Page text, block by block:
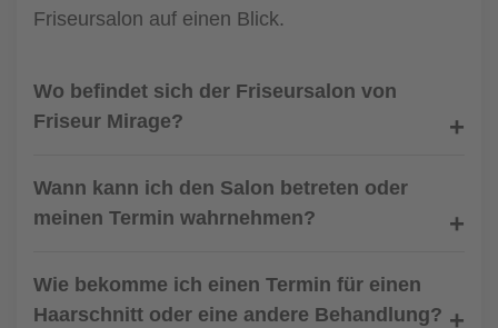
Friseursalon auf einen Blick.
Wo befindet sich der Friseursalon von
Friseur Mirage?
Wann kann ich den Salon betreten oder
meinen Termin wahrnehmen?
Wie bekomme ich einen Termin für einen
Haarschnitt oder eine andere Behandlung?